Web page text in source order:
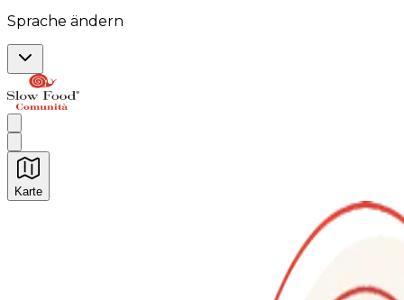
Sprache ändern
Karte
Unvergessliche kulinarische Erlebnisse: